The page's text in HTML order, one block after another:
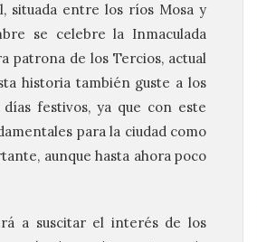
situada entre los ríos Mosa y
se celebre la Inmaculada
patrona de los Tercios, actual
historia también guste a los
festivos, ya que con este
para la ciudad como
aunque hasta ahora poco
a suscitar el interés de los